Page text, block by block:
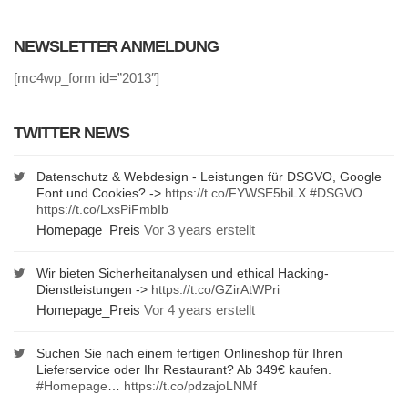
NEWSLETTER ANMELDUNG
[mc4wp_form id=”2013″]
TWITTER NEWS
Datenschutz & Webdesign - Leistungen für DSGVO, Google
Font und Cookies? -> https://t.co/FYWSE5biLX #DSGVO
https://t.co/LxsPiFmbIb
Homepage_Preis Vor 3 years erstellt
Wir bieten Sicherheitanalysen und ethical Hacking-
Dienstleistungen -> https://t.co/GZirAtWPri
Homepage_Preis Vor 4 years erstellt
Suchen Sie nach einem fertigen Onlineshop für Ihren
Lieferservice oder Ihr Restaurant? Ab 349€ kaufen.
#Homepage
https://t.co/pdzajoLNMf